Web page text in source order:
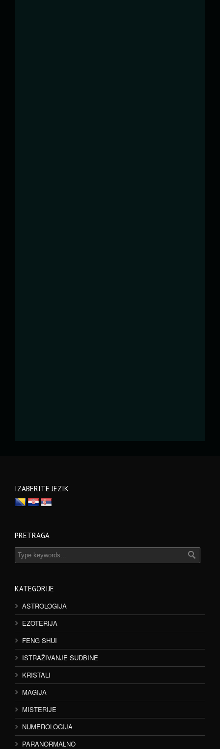
IZABERITE JEZIK
PRETRAGA
KATEGORIJE
ASTROLOGIJA
EZOTERIJA
FENG SHUI
ISTRAŽIVANJE SUDBINE
KRISTALI
MAGIJA
MISTERIJE
NUMEROLOGIJA
PARANORMALNO